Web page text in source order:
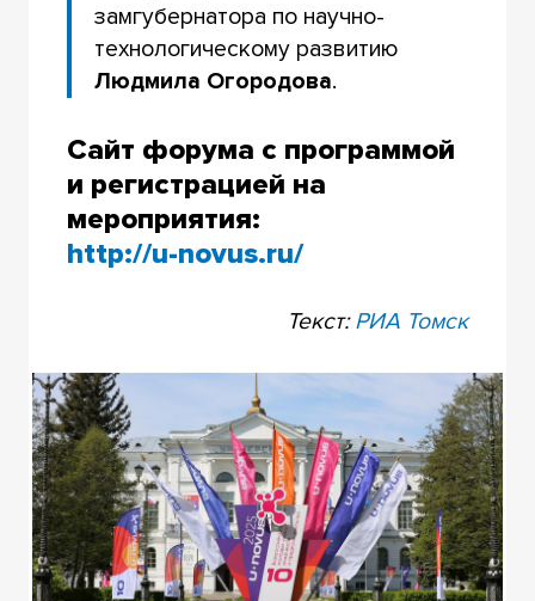
замгубернатора по научно-
технологическому развитию
Людмила Огородова.
Сайт форума с программой
и регистрацией на
мероприятия:
http://u-novus.ru/
Текст:РИА Томск